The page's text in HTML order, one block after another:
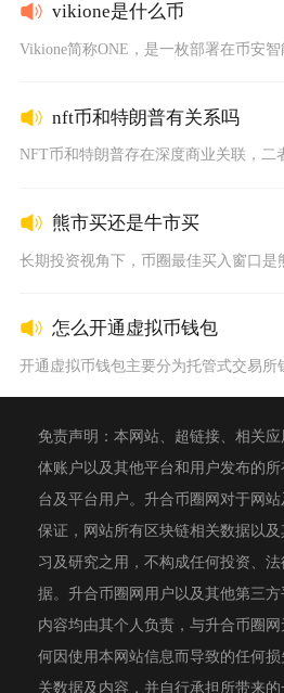
vikione是什么币
Vikione简称ONE，是一枚部署在币安
nft币和特朗普有关系吗
熊市买还是牛市买
怎么开通虚拟币钱包
免责声明：本网站、超链接、相关
体账户以及其他平台和用户发布的
台及平台用户。升合币圈网对于网
保证，网站所有区块链相关数据以
习及研究之用，不构成任何投资、
据。升合币圈网用户以及其他第三
内容均由其个人负责，与升合币圈
何因使用本网站信息而导致的任何
关数据及内容，并自行承担所带来